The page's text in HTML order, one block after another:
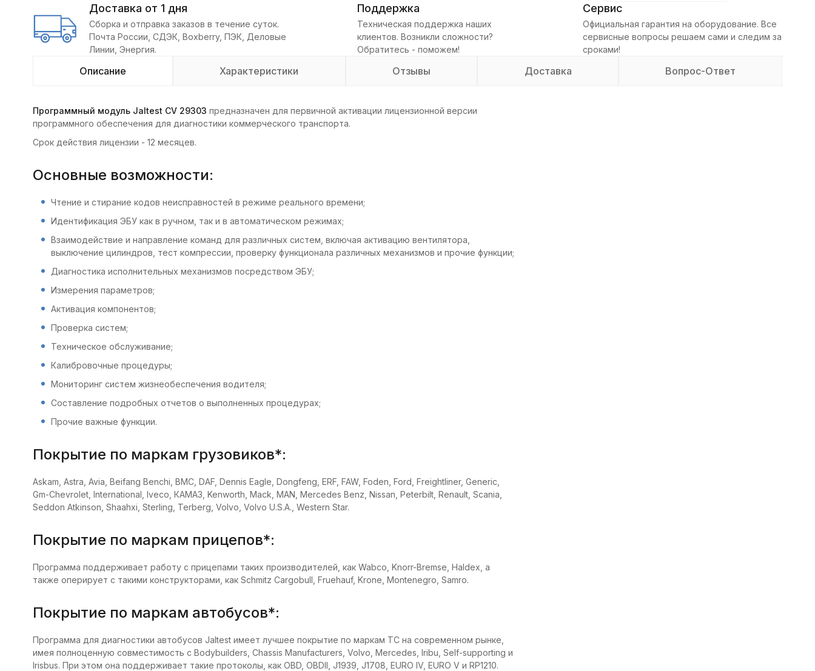
Доставка от 1 дня
Сборка и отправка заказов в течение суток.
Почта России, СДЭК, Boxberry, ПЭК, Деловые
Линии, Энергия.
Поддержка
Техническая поддержка наших
клиентов. Возникли сложности?
Обратитесь - поможем!
Сервис
Официальная гарантия на оборудование. Все
сервисные вопросы решаем сами и следим за
сроками!
Описание Характеристики Отзывы Доставка Вопрос-Ответ
Программный модуль Jaltest СV 29303 предназначен для первичной активации лицензионной версии
программного обеспечения для диагностики коммерческого транспорта.
Срок действия лицензии - 12 месяцев.
Основные возможности:
Чтение и стирание кодов неисправностей в режиме реального времени;
Идентификация ЭБУ как в ручном, так и в автоматическом режимах;
Взаимодействие и направление команд для различных систем, включая активацию вентилятора,
выключение цилиндров, тест компрессии, проверку функционала различных механизмов и прочие функции;
Диагностика исполнительных механизмов посредством ЭБУ;
Измерения параметров;
Активация компонентов;
Проверка систем;
Техническое обслуживание;
Калибровочные процедуры;
Мониторинг систем жизнеобеспечения водителя;
Составление подробных отчетов о выполненных процедурах;
Прочие важные функции.
Покрытие по маркам грузовиков*:
Askam, Astra, Avia, Beifang Benchi, BMC, DAF, Dennis Eagle, Dongfeng, ERF, FAW, Foden, Ford, Freightliner, Generic,
Gm-Chevrolet, International, Iveco, КАМАЗ, Kenworth, Mack, MAN, Mercedes Benz, Nissan, Peterbilt, Renault, Scania,
Seddon Atkinson, Shaahxi, Sterling, Terberg, Volvo, Volvo U.S.A., Western Star.
Покрытие по маркам прицепов*:
Программа поддерживает работу с прицепами таких производителей, как Wabco, Knorr-Bremse, Haldex, а
также оперирует с такими конструкторами, как Schmitz Cargobull, Fruehauf, Krone, Montenegro, Samro.
Покрытие по маркам автобусов*:
Программа для диагностики автобусов Jaltest имеет лучшее покрытие по маркам ТС на современном рынке,
имея полноценную совместимость с Bodybuilders, Chassis Manufacturers, Volvo, Mercedes, Iribu, Self-supporting и
Irisbus. При этом она поддерживает такие протоколы, как OBD, OBDII, J1939, J1708, EURO IV, EURO V и RP1210.